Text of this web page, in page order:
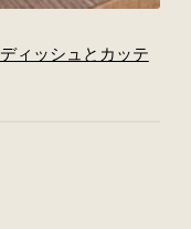
ィッシュとカッテ